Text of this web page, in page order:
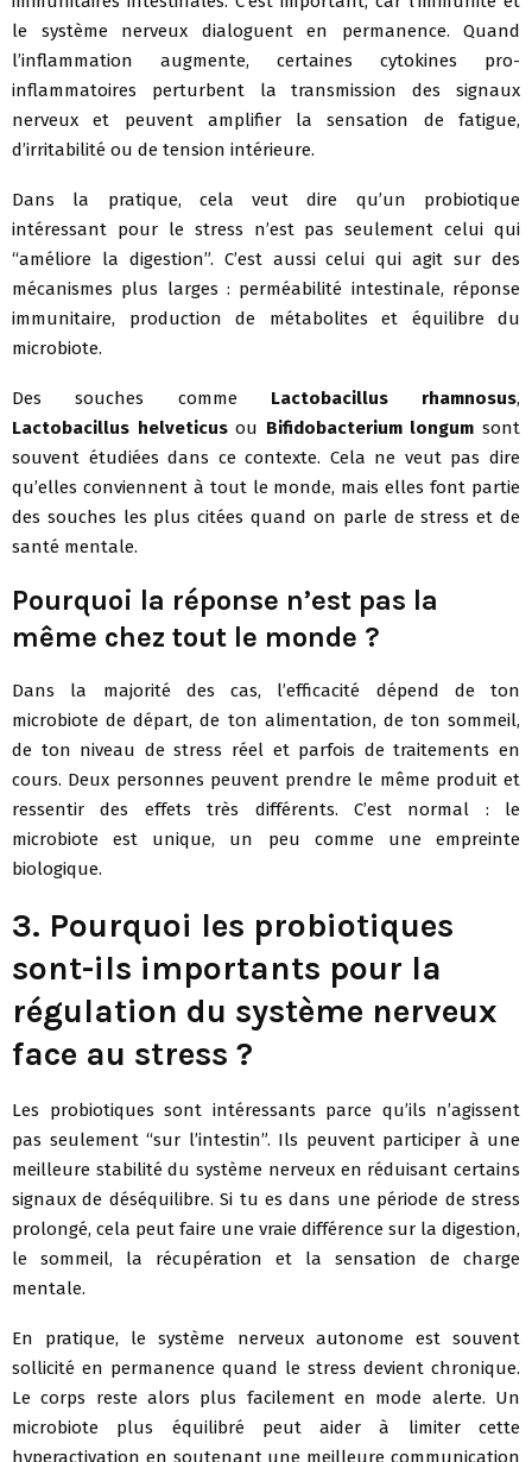
le système nerveux dialoguent en permanence. Quand
l’inflammation augmente, certaines cytokines pro-
inflammatoires perturbent la transmission des signaux
nerveux et peuvent amplifier la sensation de fatigue,
d’irritabilité ou de tension intérieure.
Dans la pratique, cela veut dire qu’un probiotique
intéressant pour le stress n’est pas seulement celui qui
“améliore la digestion”. C’est aussi celui qui agit sur des
mécanismes plus larges : perméabilité intestinale, réponse
immunitaire, production de métabolites et équilibre du
microbiote.
Des souches comme Lactobacillus rhamnosus,
Lactobacillus helveticusou Bifidobacterium longum sont
souvent étudiées dans ce contexte. Cela ne veut pas dire
qu’elles conviennent à tout le monde, mais elles font partie
des souches les plus citées quand on parle de stress et de
santé mentale.
Pourquoi la réponse n’est pas la
même chez tout le monde ?
Dans la majorité des cas, l’efficacité dépend de ton
microbiote de départ, de ton alimentation, de ton sommeil,
de ton niveau de stress réel et parfois de traitements en
cours. Deux personnes peuvent prendre le même produit et
ressentir des effets très différents. C’est normal : le
microbiote est unique, un peu comme une empreinte
biologique.
3. Pourquoi les probiotiques
sont-ils importants pour la
régulation du système nerveux
face au stress ?
Les probiotiques sont intéressants parce qu’ils n’agissent
pas seulement “sur l’intestin”. Ils peuvent participer à une
meilleure stabilité du système nerveux en réduisant certains
signaux de déséquilibre. Si tu es dans une période de stress
prolongé, cela peut faire une vraie différence sur la digestion,
le sommeil, la récupération et la sensation de charge
mentale.
En pratique, le système nerveux autonome est souvent
sollicité en permanence quand le stress devient chronique.
Le corps reste alors plus facilement en mode alerte. Un
microbiote plus équilibré peut aider à limiter cette
hyperactivation en soutenant une meilleure communication